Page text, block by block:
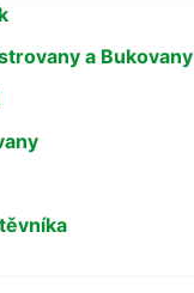
a Bukovany